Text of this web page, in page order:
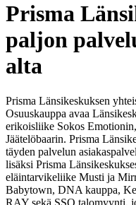
Prisma
paljon
alta
Prisma Länsikeskuksen
Osuuskauppa avaa
erikoisliike Sokos
Jäätelöbaarin. Prisma
täyden palvelun
lisäksi Prisma
eläintarvikeliike Musti ja
Babytown, DNA kauppa,
RAY sekä SSO talomyynti,